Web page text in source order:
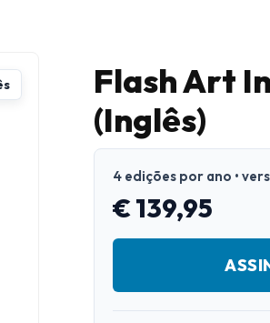
Flash Art
(Inglês)
4 edições por ano •
€ 139,95